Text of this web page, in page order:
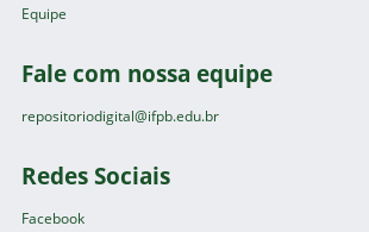
Equipe
Fale com nossa equipe
repositoriodigital@ifpb.edu.br
Redes Sociais
Facebook